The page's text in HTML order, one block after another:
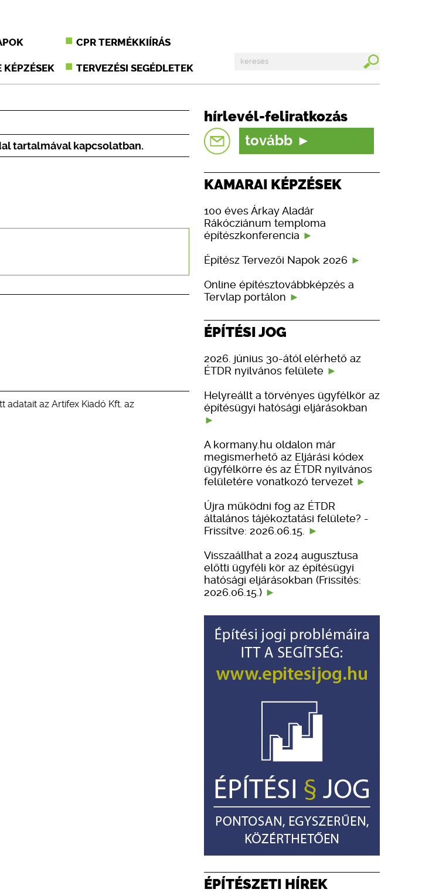
CPR TERMÉKKIÍRÁS
KÉPZÉSEK TERVEZÉSI SEGÉDLETEK
tartalmával kapcsolatban.
adatait az Artifex Kiadó Kft. az
hírlevél-feliratkozás
tovább
KAMARAI KÉPZÉSEK
100 éves Árkay Aladár
Rákócziánum temploma
építészkonferencia
Építész Tervezői Napok 2026
Online építésztovábbképzés a
Tervlap portálon
ÉPÍTÉSI JOG
2026. június 30-ától elérhető az
ÉTDR nyilvános felülete
Helyreállt a törvényes ügyfélkör az
építésügyi hatósági eljárásokban
A kormany.hu oldalon már
megismerhető az Eljárási kódex
ügyfélkörre és az ÉTDR nyilvános
felületére vonatkozó tervezet
Újra működni fog az ÉTDR
általános tájékoztatási felülete? -
Frissítve: 2026.06.15.
Visszaállhat a 2024 augusztusa
előtti ügyféli kör az építésügyi
hatósági eljárásokban (Frissítés:
2026.06.15.)
ÉPÍTÉSZETI HÍREK